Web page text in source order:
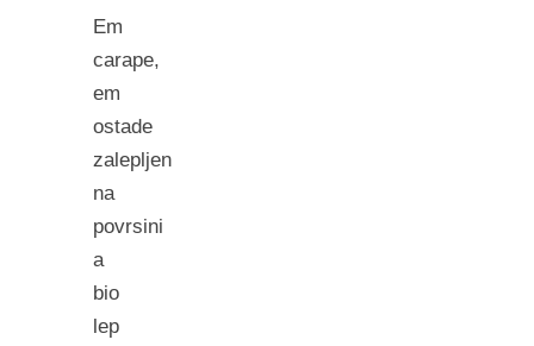
Em
carape,
em
ostade
zalepljen
na
povrsini
a
bio
lep